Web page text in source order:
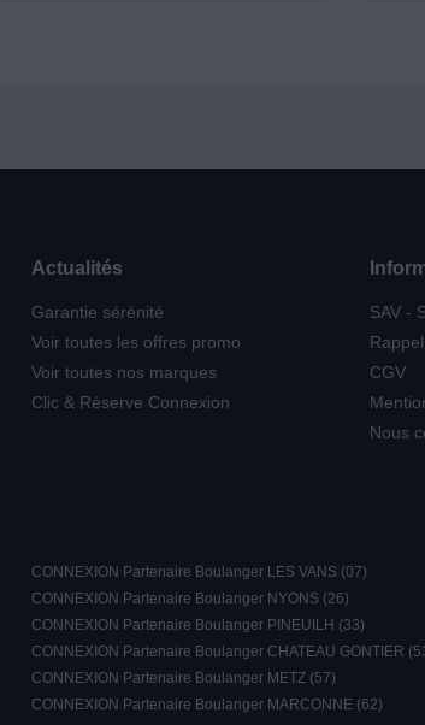
Actualités
Garantie sérénité
Voir toutes les offres promo
Voir toutes nos marques
Clic & Réserve Connexion
SAV -
CGV
Nous
CONNEXION Partenaire Boulanger LES VANS (07)
CONNEXION Partenaire Boulanger NYONS (26)
CONNEXION Partenaire Boulanger PINEUILH (33)
CONNEXION Partenaire Boulanger CHATEAU GONTIER
CONNEXION Partenaire Boulanger METZ (57)
CONNEXION Partenaire Boulanger MARCONNE (62)